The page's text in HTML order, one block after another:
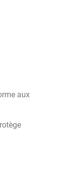
aux